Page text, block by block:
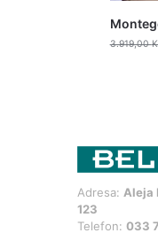
3.919,00
Adresa: Aleja
123
Telefon:033